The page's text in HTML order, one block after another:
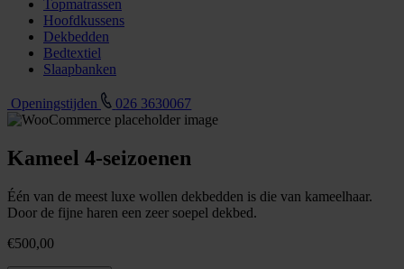
Topmatrassen
Hoofdkussens
Dekbedden
Bedtextiel
Slaapbanken
Openingstijden 026 3630067
Kameel 4-seizoenen
Één van de meest luxe wollen dekbedden is die van kameelhaar.
Door de fijne haren een zeer soepel dekbed.
€500,00